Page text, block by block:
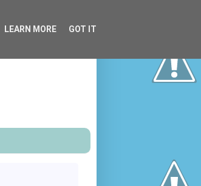
LEARN MORE GOT IT